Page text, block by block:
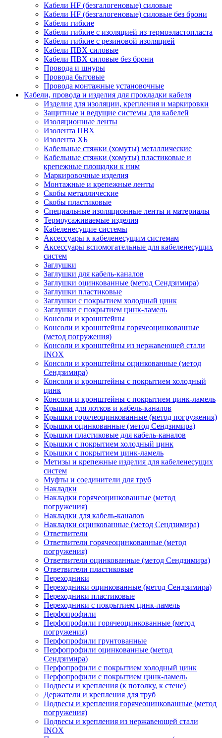
Кабели HF (безгалогеновые) силовые
Кабели HF (безгалогеновые) силовые без брони
Кабели гибкие
Кабели гибкие с изоляцией из термоэластопласта
Кабели гибкие с резиновой изоляцией
Кабели ПВХ силовые
Кабели ПВХ силовые без брони
Провода и шнуры
Провода бытовые
Провода монтажные установочные
Кабели, провода и изделия для прокладки кабеля
Изделия для изоляции, крепления и маркировки
Защитные и ведущие системы для кабелей
Изоляционные ленты
Изолента ПВХ
Изолента ХБ
Кабельные стяжки (хомуты) металлические
Кабельные стяжки (хомуты) пластиковые и
крепежные площадки к ним
Маркировочные изделия
Монтажные и крепежные ленты
Скобы металлические
Скобы пластиковые
Специальные изоляционные ленты и материалы
Термоусаживаемые изделия
Кабеленесущие системы
Аксессуары к кабеленесущим системам
Аксессуары вспомогательные для кабеленесущих
систем
Заглушки
Заглушки для кабель-каналов
Заглушки оцинкованные (метод Сендзимира)
Заглушки пластиковые
Заглушки с покрытием холодный цинк
Заглушки с покрытием цинк-ламель
Консоли и кронштейны
Консоли и кронштейны горячеоцинкованные
(метод погружения)
Консоли и кронштейны из нержавеющей стали
INOX
Консоли и кронштейны оцинкованные (метод
Сендзимира)
Консоли и кронштейны с покрытием холодный
цинк
Консоли и кронштейны с покрытием цинк-ламель
Крышки для лотков и кабель-каналов
Крышки горячеоцинкованные (метод погружения)
Крышки оцинкованные (метод Сендзимира)
Крышки пластиковые для кабель-каналов
Крышки с покрытием холодный цинк
Крышки с покрытием цинк-ламель
Метизы и крепежные изделия для кабеленесущих
систем
Муфты и соединители для труб
Накладки
Накладки горячеоцинкованные (метод
погружения)
Накладки для кабель-каналов
Накладки оцинкованные (метод Сендзимира)
Ответвители
Ответвители горячеоцинкованные (метод
погружения)
Ответвители оцинкованные (метод Сендзимира)
Ответвители пластиковые
Переходники
Переходники оцинкованные (метод Сендзимира)
Переходники пластиковые
Переходники с покрытием цинк-ламель
Перфопрофили
Перфопрофили горячеоцинкованные (метод
погружения)
Перфопрофили грунтованные
Перфопрофили оцинкованные (метод
Сендзимира)
Перфопрофили с покрытием холодный цинк
Перфопрофили с покрытием цинк-ламель
Подвесы и крепления (к потолку, к стене)
Держатели и крепления для труб
Подвесы и крепления горячеоцинкованные (метод
погружения)
Подвесы и крепления из нержавеющей стали
INOX